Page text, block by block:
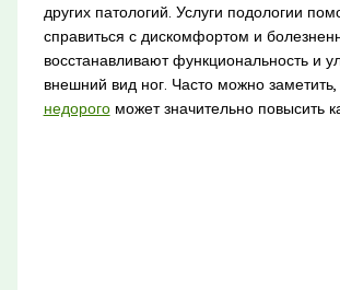
других патологий. Услуги подологии
справиться с дискомфортом и
восстанавливают функциональность и
внешний вид ног. Часто можно заметить,
недорогоможет значительно повысить